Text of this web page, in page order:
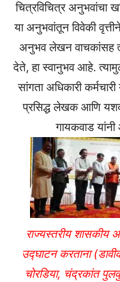
चित्रविचित्र अनुभवांचा
या अनुभवांतून विवेकी
अनुभव लेखन वाचकांसह
देते, हा स्वानुभव आहे.
सांगता अधिकारी
प्रसिद्ध लेखक आणि
गायकवाड
राज्यस्तरीय शासकीय
उद्घाटन करताना
चोरडिया, चंद्रकांत